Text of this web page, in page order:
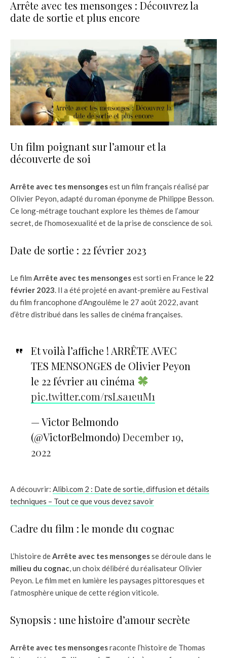
Arrête avec tes mensonges : Découvrez la
date de sortie et plus encore
Un film poignant sur l’amour et la
découverte de soi
Arrête avec tes mensongesest un film français réalisé par
Olivier Peyon, adapté du roman éponyme de Philippe Besson.
Ce long-métrage touchant explore les thèmes de l’amour
secret, de l’homosexualité et de la prise de conscience de soi.
Date de sortie : 22 février 2023
Le film Arrête avec tes mensongesest sorti en France le 22
février 2023. Il a été projeté en avant-première au Festival
du film francophone d’Angoulême le 27 août 2022, avant
d’être distribué dans les salles de cinéma françaises.
Et voilà l’affiche ! ARRÊTE AVEC
TES MENSONGES de Olivier Peyon
le 22 février au cinéma
pic.twitter.com/rsLsa1euM1
— Victor Belmondo
(@VictorBelmondo) December 19,
2022
A découvrir: Alibi.com 2 : Date de sortie, diffusion et détails
techniques – Tout ce que vous devez savoir
Cadre du film : le monde du cognac
L’histoire deArrête avec tes mensongesse déroule dans le
milieu du cognac, un choix délibéré du réalisateur Olivier
Peyon. Le film met en lumière les paysages pittoresques et
l’atmosphère unique de cette région viticole.
Synopsis : une histoire d’amour secrète
Arrête avec tes mensongesraconte l’histoire de Thomas